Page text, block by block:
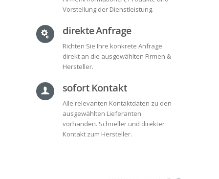
Vorstellung der Dienstleistung.
direkte Anfrage
Richten Sie Ihre konkrete Anfrage
direkt an die ausgewählten Firmen &
Hersteller.
sofort Kontakt
Alle relevanten Kontaktdaten zu den
ausgewählten Lieferanten
vorhanden. Schneller und direkter
Kontakt zum Hersteller.